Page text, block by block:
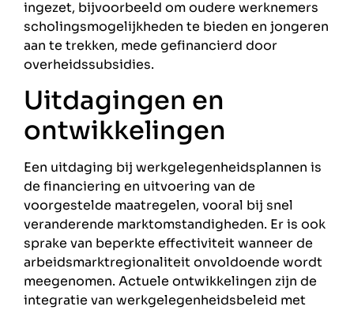
ingezet, bijvoorbeeld om oudere werknemers
scholingsmogelijkheden te bieden en jongeren
aan te trekken, mede gefinancierd door
overheidssubsidies.
Uitdagingen en
ontwikkelingen
Een uitdaging bij werkgelegenheidsplannen is
de financiering en uitvoering van de
voorgestelde maatregelen, vooral bij snel
veranderende marktomstandigheden. Er is ook
sprake van beperkte effectiviteit wanneer de
arbeidsmarktregionaliteit onvoldoende wordt
meegenomen. Actuele ontwikkelingen zijn de
integratie van werkgelegenheidsbeleid met